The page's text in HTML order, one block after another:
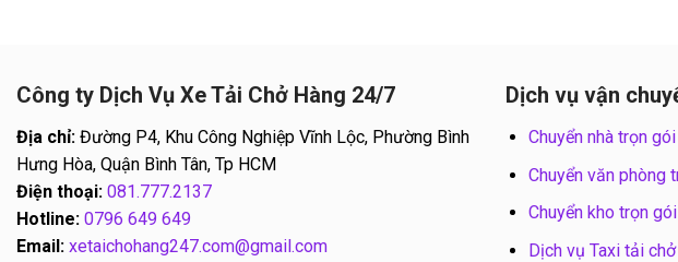
Công ty Dịch Vụ Xe Tải Chở Hàng 24/7
Địa chỉ: Đường P4, Khu Công Nghiệp Vĩnh Lộc, Phường Bình
Hưng Hòa, Quận Bình Tân, Tp HCM
Điện thoại: 081.777.2137
Hotline: 0796 649 649
Email: xetaichohang247.com@gmail.com
Dịch vụ vận
Chuyển nhà trọn gói
Chuyển văn phòng
Chuyển kho trọn gói
Dịch vụ Taxi tải